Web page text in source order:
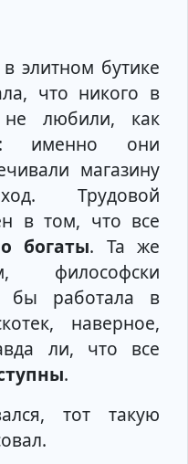
элитном бутике
что никого в
не любили, как
: именно они
магазину
Трудовой
в том, что все
богаты. Та же
философски
бы работала в
наверное,
ли, что все
.
тот такую